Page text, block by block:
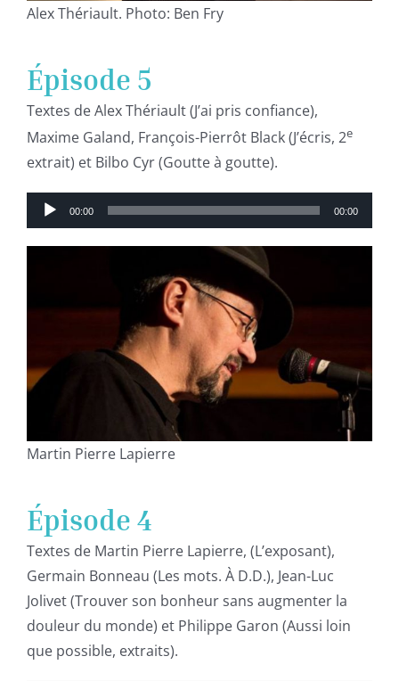
Alex Thériault. Photo: Ben Fry
Épisode 5
Textes de Alex Thériault (J’ai pris confiance),
Maxime Galand, François-Pierrôt Black (J’écris, 2e
extrait) et Bilbo Cyr (Goutte à goutte).
Lecteur
audio
00:00 00:00
Martin Pierre Lapierre
Épisode 4
Textes de Martin Pierre Lapierre, (L’exposant),
Germain Bonneau (Les mots. À D.D.), Jean-Luc
Jolivet (Trouver son bonheur sans augmenter la
douleur du monde) et Philippe Garon (Aussi loin
que possible, extraits).